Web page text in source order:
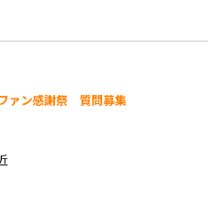
ァン感謝祭 質問募集